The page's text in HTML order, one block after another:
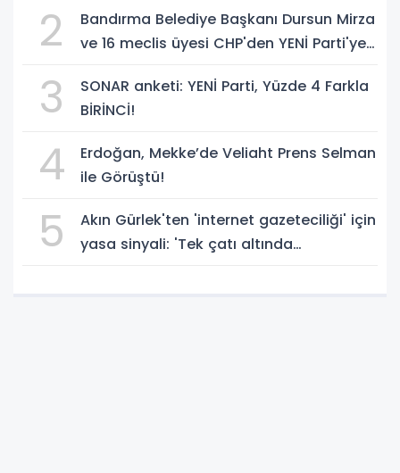
2
Bandırma Belediye Başkanı Dursun Mirza
ve 16 meclis üyesi CHP'den YENİ Parti'ye
3
SONAR anketi: YENİ Parti, Yüzde 4 Farkla
BİRİNCİ!
4
Erdoğan, Mekke’de Veliaht Prens Selman
ile Görüştü!
5
Akın Gürlek'ten 'internet gazeteciliği' için
yasa sinyali: 'Tek çatı altında